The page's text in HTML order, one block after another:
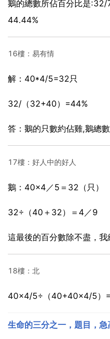
鵝的總數所佔百分比是
44.44%
16樓：易有情
解：40*4/5=32只
32/（32+40）=44%
答：鵝的只數約佔雞,鵝總
17樓：好人中的好人
鵝：40×4／5＝32（只）
32÷（40＋32）＝4／9
這最後的百分數除不盡，我
18樓：北
40×4/5÷（40+40×4/5）